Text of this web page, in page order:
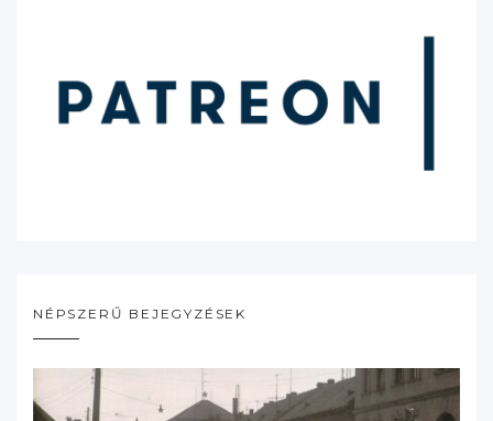
NÉPSZERŰ BEJEGYZÉSEK